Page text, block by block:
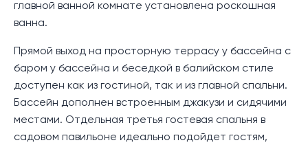
главной ванной комнате установлена роскошная
ванна.
Прямой выход на просторную террасу у бассейна с
баром у бассейна и беседкой в балийском стиле
доступен как из гостиной, так и из главной спальни.
Бассейн дополнен встроенным джакузи и сидячими
местами. Отдельная третья гостевая спальня в
садовом павильоне идеально подойдет гостям,